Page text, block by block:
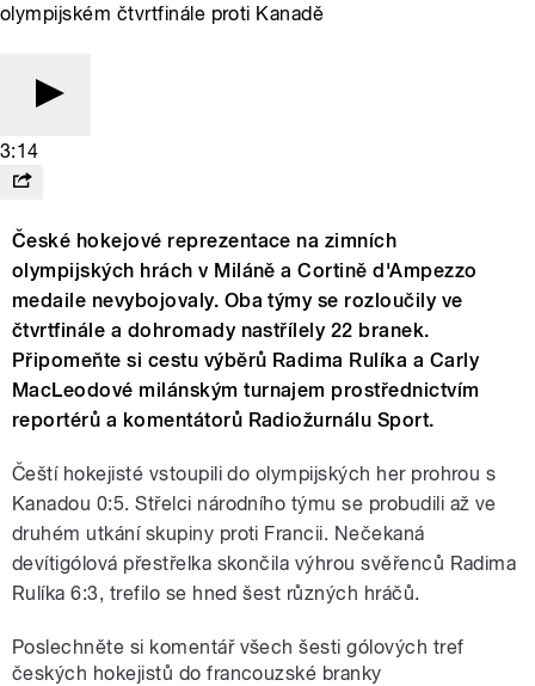
olympijském čtvrtfinále proti Kanadě
3:14
České hokejové reprezentace na zimních
olympijských hrách v Miláně a Cortině d'Ampezzo
medaile nevybojovaly. Oba týmy se rozloučily ve
čtvrtfinále a dohromady nastřílely 22 branek.
Připomeňte si cestu výběrů Radima Rulíka a Carly
MacLeodové milánským turnajem prostřednictvím
reportérů a komentátorů Radiožurnálu Sport.
Čeští hokejisté vstoupili do olympijských her prohrou s
Kanadou 0:5. Střelci národního týmu se probudili až ve
druhém utkání skupiny proti Francii. Nečekaná
devítigólová přestřelka skončila výhrou svěřenců Radima
Rulíka 6:3, trefilo se hned šest různých hráčů.
Poslechněte si komentář všech šesti gólových tref
českých hokejistů do francouzské branky